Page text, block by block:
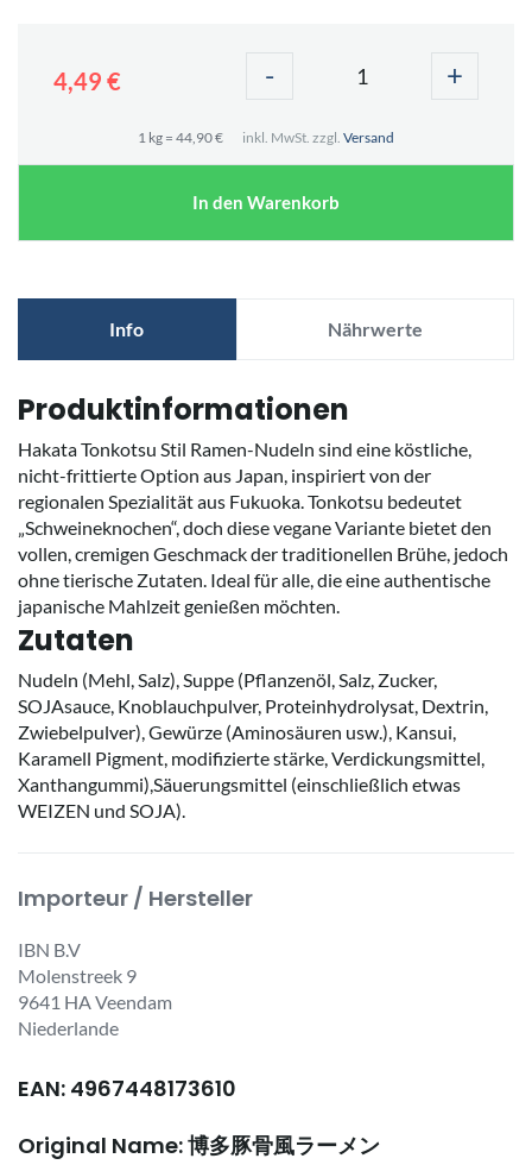
4,49 € - +
1 kg = 44,90 € inkl. MwSt. zzgl. Versand
In den Warenkorb
Info Nährwerte
Produktinformationen
Hakata Tonkotsu Stil Ramen-Nudeln sind eine köstliche,
nicht-frittierte Option aus Japan, inspiriert von der
regionalen Spezialität aus Fukuoka. Tonkotsu bedeutet
„Schweineknochen“, doch diese vegane Variante bietet den
vollen, cremigen Geschmack der traditionellen Brühe, jedoch
ohne tierische Zutaten. Ideal für alle, die eine authentische
japanische Mahlzeit genießen möchten.
Zutaten
Nudeln (Mehl, Salz), Suppe (Pflanzenöl, Salz, Zucker,
SOJAsauce, Knoblauchpulver, Proteinhydrolysat, Dextrin,
Zwiebelpulver), Gewürze (Aminosäuren usw.), Kansui,
Karamell Pigment, modifizierte stärke, Verdickungsmittel,
Xanthangummi),Säuerungsmittel (einschließlich etwas
WEIZEN und SOJA).
Importeur / Hersteller
IBN B.V
Molenstreek 9
9641 HA Veendam
Niederlande
EAN: 4967448173610
Original Name: 博多豚骨風ラーメン